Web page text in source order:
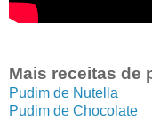
Mais receitas de
Pudim de Nutella
Pudim de Chocolate